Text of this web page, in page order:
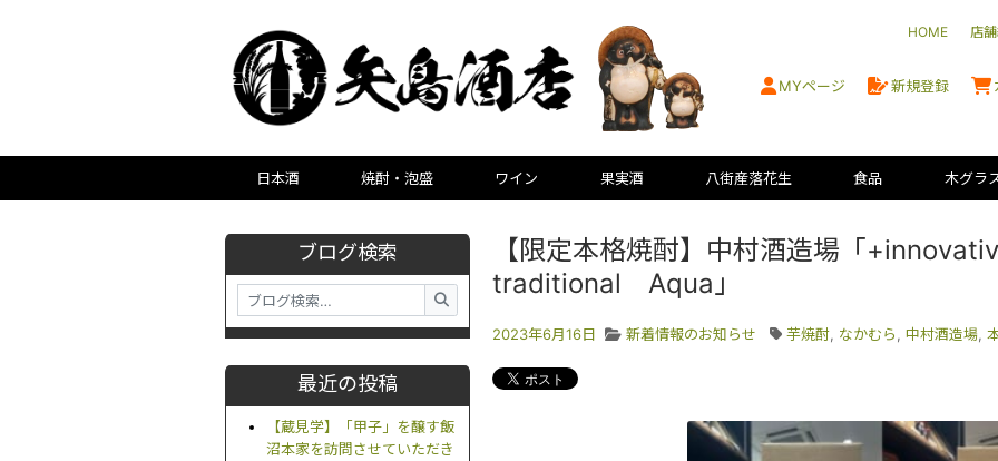
HOME 店
MYページ 新規登録
日本酒 焼酎・泡盛 ワイン 果実酒 八街産落花生 食品 木グラ
ブログ検索
最近の投稿
【蔵見学】「甲子」を醸す飯
沼本家を訪問させていただき
【限定本格焼酎】中村酒造場「
traditional Aqua」
2023年6月16日 新着情報のお知らせ 芋焼酎, なかむら, 中村酒造場,